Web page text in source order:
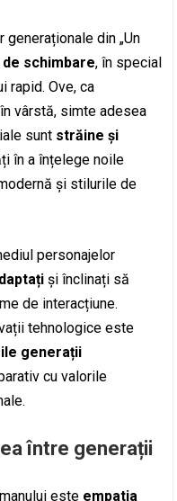
din „Un
schimbare, în special
rapid. Ove, ca
vârstă, simte adesea
sunt străine și
în a înțelege noile
și stilurile de
personajelor
și înclinați să
de interacțiune.
tehnologice este
generații
cu valorile
între generații
este empatia